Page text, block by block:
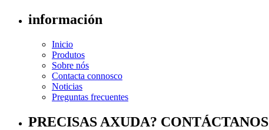
información
Inicio
Produtos
Sobre nós
Contacta connosco
Noticias
Preguntas frecuentes
PRECISAS AXUDA? CONTÁCTANOS